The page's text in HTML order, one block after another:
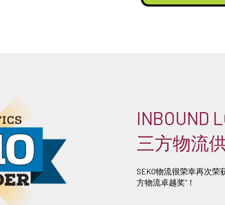
INBOUND
三方物流
SEKO物流很荣幸再次荣
方物流卓越奖”！